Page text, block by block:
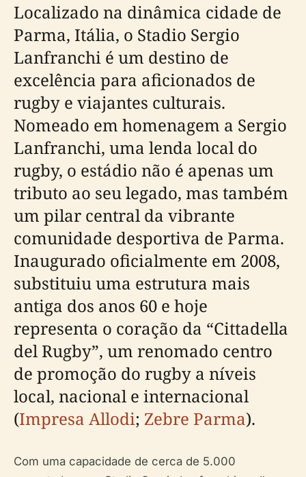
Localizado na dinâmica cidade de
Parma, Itália, o Stadio Sergio
Lanfranchi é um destino de
excelência para aficionados de
rugby e viajantes culturais.
Nomeado em homenagem a Sergio
Lanfranchi, uma lenda local do
rugby, o estádio não é apenas um
tributo ao seu legado, mas também
um pilar central da vibrante
comunidade desportiva de Parma.
Inaugurado oficialmente em 2008,
substituiu uma estrutura mais
antiga dos anos 60 e hoje
representa o coração da “Cittadella
del Rugby”, um renomado centro
de promoção do rugby a níveis
local, nacional e internacional
(Impresa Allodi; Zebre Parma).
Com uma capacidade de cerca de 5.000